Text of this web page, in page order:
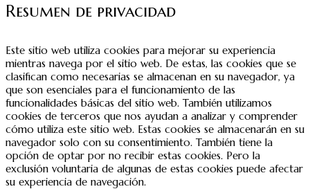
Resumen de privacidad
Este sitio web utiliza cookies para mejorar su experiencia
mientras navega por el sitio web. De estas, las cookies que se
clasifican como necesarias se almacenan en su navegador, ya
que son esenciales para el funcionamiento de las
funcionalidades básicas del sitio web. También utilizamos
cookies de terceros que nos ayudan a analizar y comprender
cómo utiliza este sitio web. Estas cookies se almacenarán en su
navegador solo con su consentimiento. También tiene la
opción de optar por no recibir estas cookies. Pero la
exclusión voluntaria de algunas de estas cookies puede afectar
su experiencia de navegación.